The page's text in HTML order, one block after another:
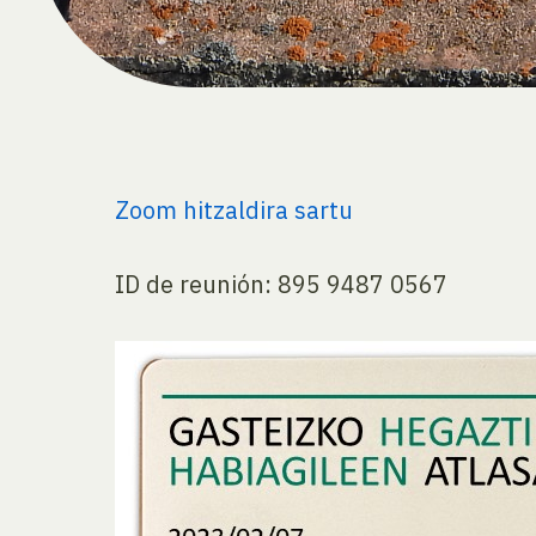
Zoom hitzaldira sartu
ID de reunión: 895 9487 0567